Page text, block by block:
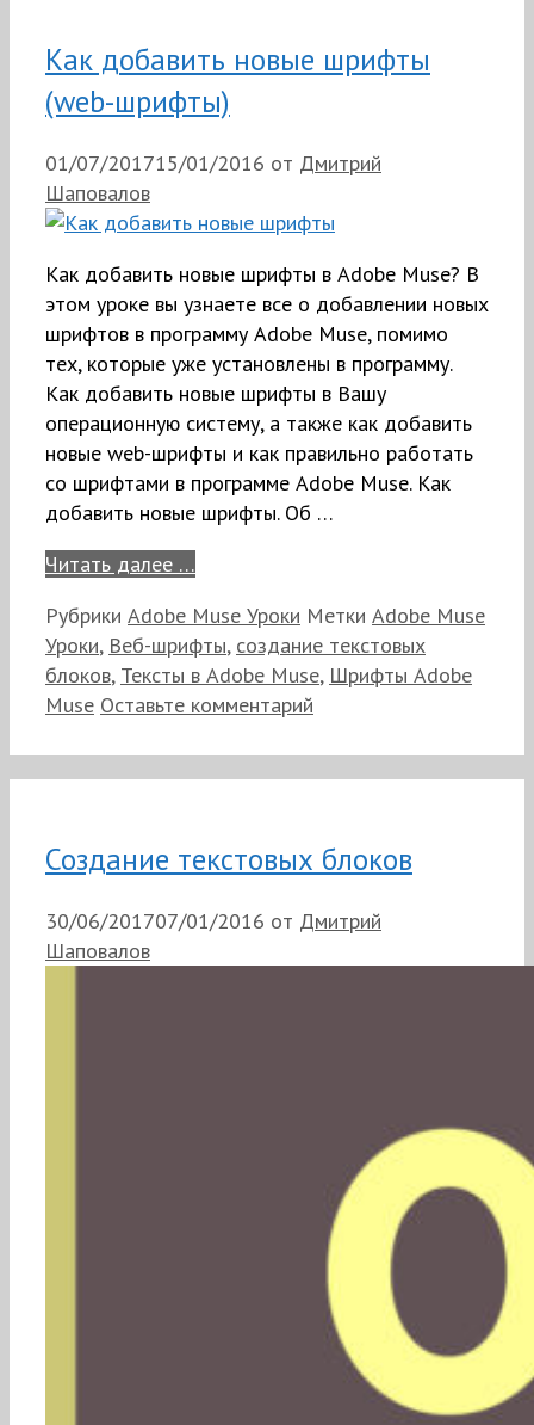
Как добавить новые шрифты
(web-шрифты)
01/07/201715/01/2016 от Дмитрий
Шаповалов
Как добавить новые шрифты в Adobe Muse? В
этом уроке вы узнаете все о добавлении новых
шрифтов в программу Adobe Muse, помимо
тех, которые уже установлены в программу.
Как добавить новые шрифты в Вашу
операционную систему, а также как добавить
новые web-шрифты и как правильно работать
со шрифтами в программе Adobe Muse. Как
добавить новые шрифты. Об …
Читать далее …
Рубрики Adobe Muse Уроки Метки Adobe Muse
Уроки, Веб-шрифты, создание текстовых
блоков, Тексты в Adobe Muse, Шрифты Adobe
Muse Оставьте комментарий
Создание текстовых блоков
30/06/201707/01/2016 от Дмитрий
Шаповалов